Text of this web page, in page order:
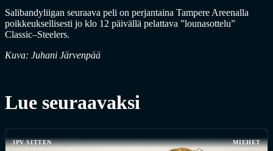
Salibandyliigan seuraava peli on perjantaina Tampere Areenalla
poikkeuksellisesti jo klo 12 päivällä pelattava ”lounasottelu”
Classic–Steelers.
Kuva: Juhani Järvenpää
Lue seuraavaksi
3PV SITTEN MIEHET